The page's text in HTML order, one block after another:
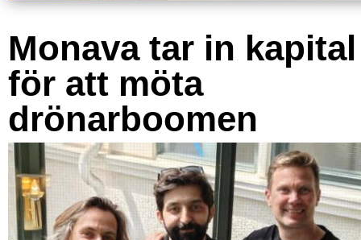
Monava tar in kapital
för att möta
drönarboomen